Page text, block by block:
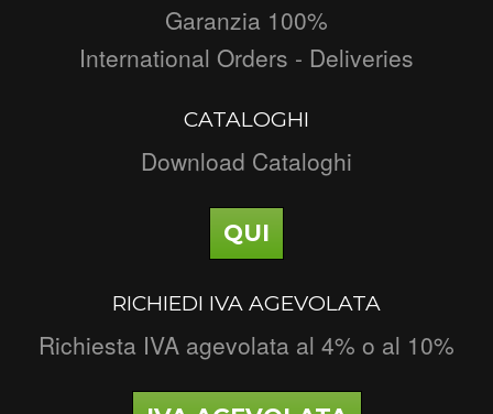
Garanzia 100%
International Orders - Deliveries
CATALOGHI
Download Cataloghi
QUI
RICHIEDI IVA AGEVOLATA
Richiesta IVA agevolata al 4% o al 10%